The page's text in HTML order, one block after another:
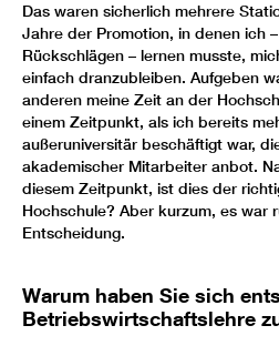
Das waren sicherlich mehrere
Jahre der Promotion, in denen ich
Rückschlägen – lernen musste,
einfach dranzubleiben. Aufgeben
anderen meine Zeit an der
einem Zeitpunkt, als ich bereits
außeruniversitär beschäftigt war,
akademischer Mitarbeiter anbot.
diesem Zeitpunkt, ist dies der
Hochschule? Aber kurzum, es
Entscheidung.
Warum haben Sie sich
Betriebswirtschaftslehre